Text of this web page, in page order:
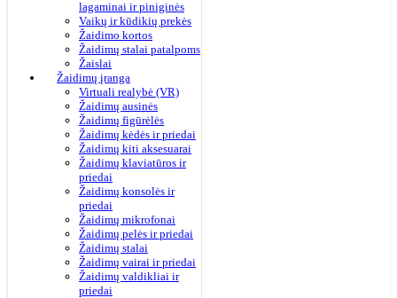
lagaminai ir piniginės
Vaikų ir kūdikių prekės
Žaidimo kortos
Žaidimų stalai patalpoms
Žaislai
Žaidimų įranga
Virtuali realybė (VR)
Žaidimų ausinės
Žaidimų figūrėlės
Žaidimų kėdės ir priedai
Žaidimų kiti aksesuarai
Žaidimų klaviatūros ir
priedai
Žaidimų konsolės ir
priedai
Žaidimų mikrofonai
Žaidimų pelės ir priedai
Žaidimų stalai
Žaidimų vairai ir priedai
Žaidimų valdikliai ir
priedai